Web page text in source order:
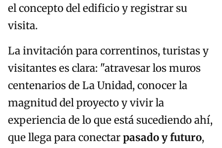
el concepto del edificio y registrar su
visita.
La invitación para correntinos, turistas y
visitantes es clara: "atravesar los muros
centenarios de La Unidad, conocer la
magnitud del proyecto y vivir la
experiencia de lo que está sucediendo ahí,
que llega para conectarpasado y futuro,